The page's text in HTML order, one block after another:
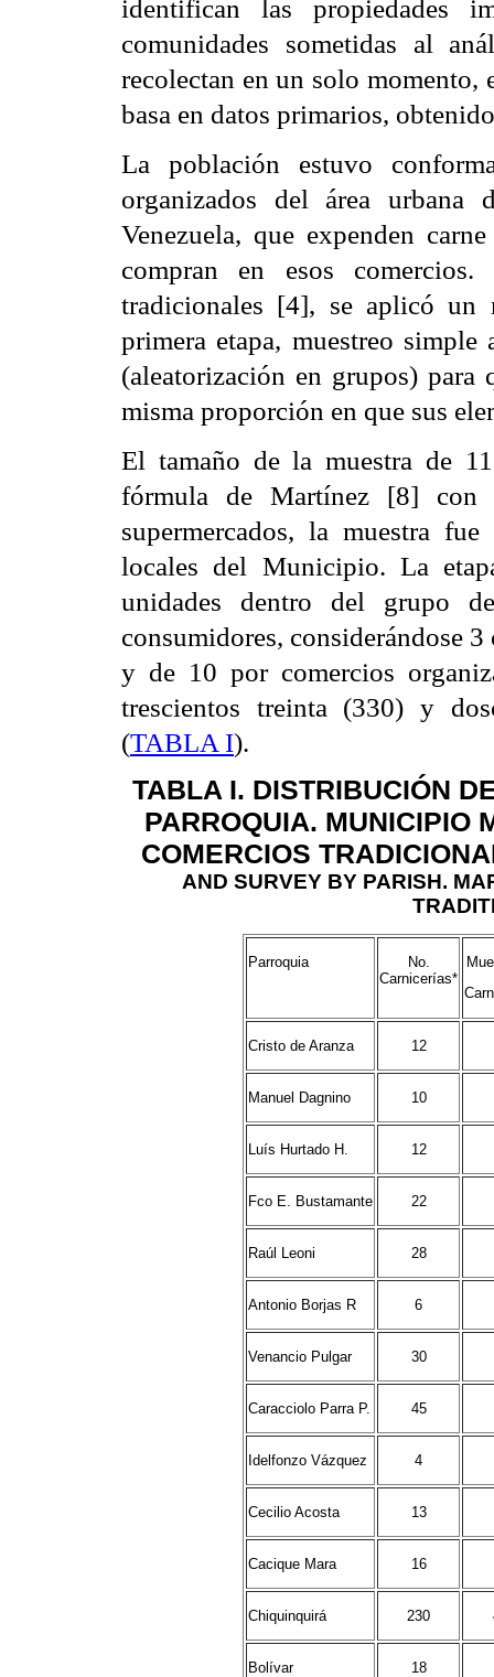
identifican las propiedades
comunidades sometidas al
recolectan en un solo momento,
basa en datos primarios,
La población estuvo
organizados del área urbana
Venezuela, que expenden
compran en esos
tradicionales [4], se aplicó un
primera etapa, muestreo
(aleatorización en grupos) para
misma proporción en que sus
El tamaño de la muestra de
fórmula de Martínez [8] con
supermercados, la muestra
locales del Municipio. La
unidades dentro del grupo
consumidores, considerándose
y de 10 por comercios
trescientos treinta (330) y
(TABLA I).
TABLA I. DISTRIBUCIÓN
PARROQUIA. MUNICIPIO
COMERCIOS
AND SURVEY BY PARISH.
Parroquia
No.
Carnicerías*
Cristo de Aranza 12
Manuel Dagnino 10
Luís Hurtado H. 12
Fco E. Bustamante 22
Raúl Leoni 28
Antonio Borjas R 6
Venancio Pulgar 30
Caracciolo Parra P. 45
Idelfonzo Vázquez 4
Cecilio Acosta 13
Cacique Mara 16
Chiquinquirá 230
Bolívar 18